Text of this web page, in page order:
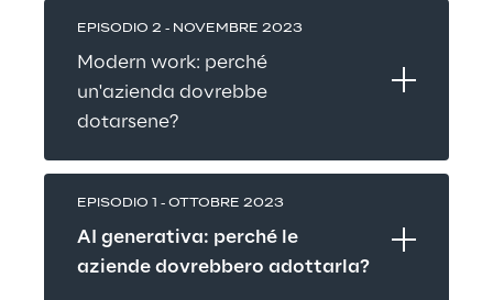
EPISODIO 2 - NOVEMBRE 2023
Modern work: perché
un'azienda dovrebbe
dotarsene?
EPISODIO 1 - OTTOBRE 2023
AI generativa: perché le
aziende dovrebbero adottarla?